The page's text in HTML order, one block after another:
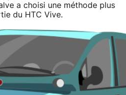
a choisi une méthode plus
du HTC Vive.